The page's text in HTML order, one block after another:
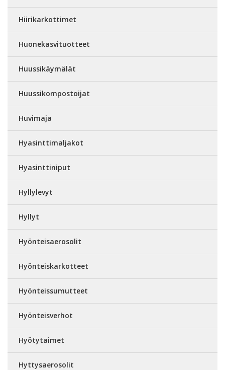
Hiirikarkottimet
Huonekasvituotteet
Huussikäymälät
Huussikompostoijat
Huvimaja
Hyasinttimaljakot
Hyasinttiniput
Hyllylevyt
Hyllyt
Hyönteisaerosolit
Hyönteiskarkotteet
Hyönteissumutteet
Hyönteisverhot
Hyötytaimet
Hyttysaerosolit